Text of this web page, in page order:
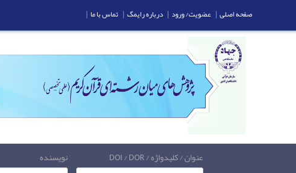
عنوان / کلیدواژه / DOI / DOR نویسنده
صفحه اصلی | عضویت/ ورود | درباره رایمگ | تماس با ما |